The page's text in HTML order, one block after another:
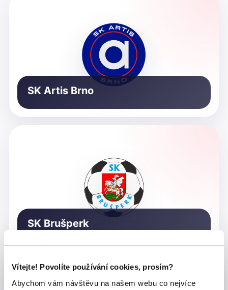
Vítejte! Povolíte používání cookies, prosím?
Abychom vám návštěvu na našem webu co nejvíce
SK Artis Brno
SK Brušperk